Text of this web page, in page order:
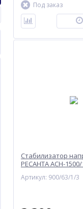
Под заказ
Стабилизатор
РЕСАНТА АСН-
Артикул: 900/63/1/3